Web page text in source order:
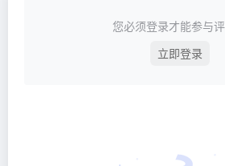
您必须登录才能参与评
立即登录